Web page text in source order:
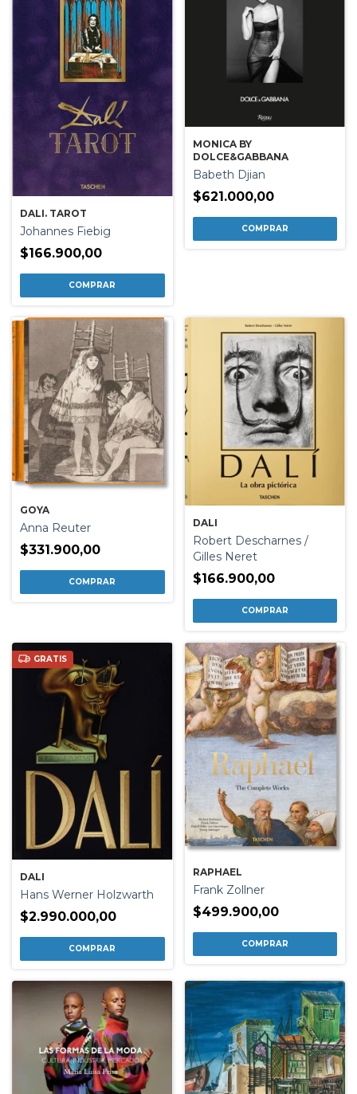
DALI. TAROT
Johannes Fiebig
$166.900,00
MONICA BY
DOLCE&GABBANA
Babeth Djian
$621.000,00
GOYA
Anna Reuter
$331.900,00
DALI
Robert Descharnes /
Gilles Neret
$166.900,00
GRATIS
DALI
Hans Werner Holzwarth
$2.990.000,00
RAPHAEL
Frank Zollner
$499.900,00